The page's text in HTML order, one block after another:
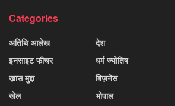
Categories
अतिथि आलेख
इनसाइट फीचर
ख़ास मुद्दा
खेल
देश
धर्म ज्योतिष
बिज़नेस
भोपाल